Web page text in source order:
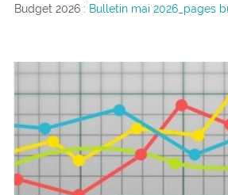
Budget 2026 : Bulletin mai 2026_pages